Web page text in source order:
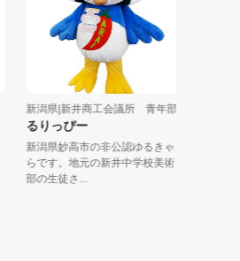
新潟県|新井商工会議所 青年部
るりっぴー
新潟県妙高市の非公認ゆるきゃ
らです。地元の新井中学校美術
部の生徒さ...